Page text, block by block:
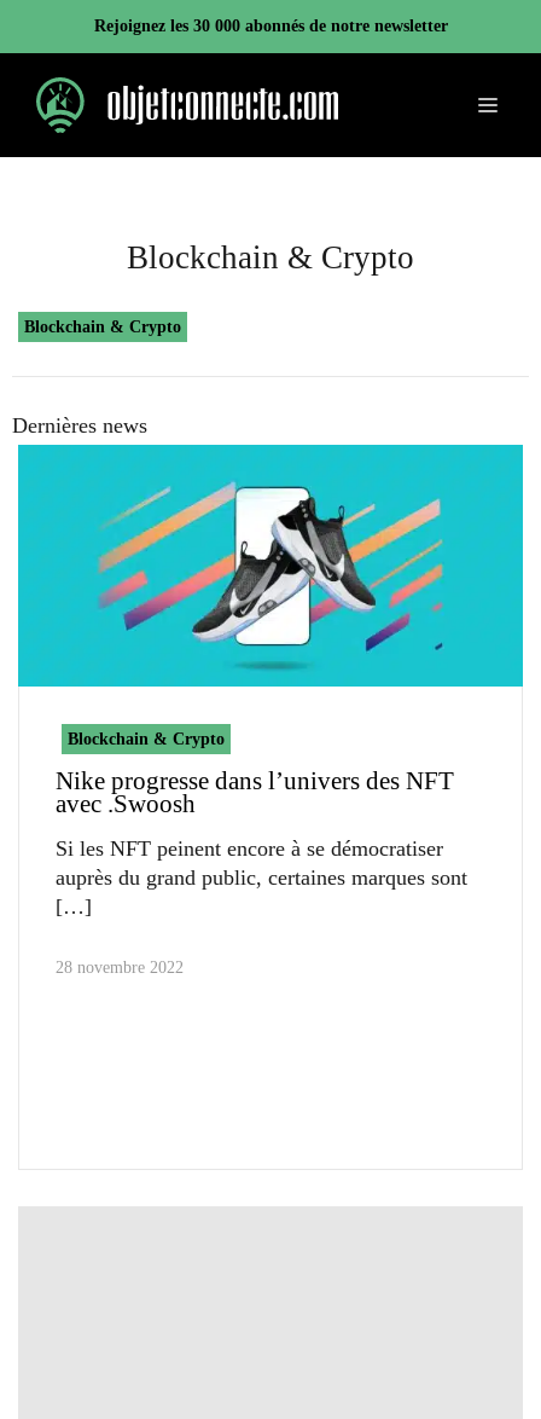
contenu
Rejoignez les 30 000 abonnés de notre newsletter
Menu
Blockchain & Crypto
Blockchain & Crypto
Dernières news
Blockchain & Crypto
Nike progresse dans l’univers des NFT
avec .Swoosh
Si les NFT peinent encore à se démocratiser
auprès du grand public, certaines marques sont
28 novembre 2022